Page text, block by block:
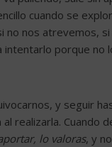
cuando se
nos atrevemos,
intentarlo porque no
y seguir
realizarla. Cuando
lo valoras, y